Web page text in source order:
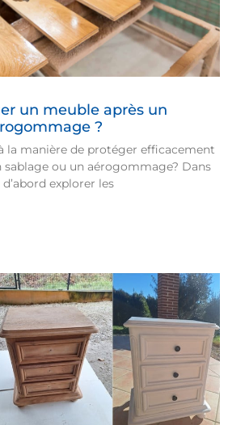
un meuble après un
?
la manière de protéger efficacement
ou un aérogommage? Dans
explorer les